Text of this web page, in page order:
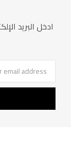
ادخل البريد